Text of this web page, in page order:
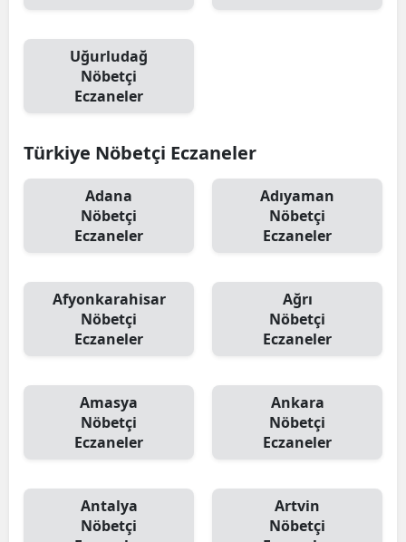
Düzce
Uğurludağ
Nöbetçi
Eczaneler
Türkiye Nöbetçi Eczaneler
Adana
Nöbetçi
Eczaneler
Adıyaman
Nöbetçi
Eczaneler
Afyonkarahisar
Nöbetçi
Eczaneler
Ağrı
Nöbetçi
Eczaneler
Amasya
Nöbetçi
Eczaneler
Ankara
Nöbetçi
Eczaneler
Antalya
Nöbetçi
Artvin
Nöbetçi